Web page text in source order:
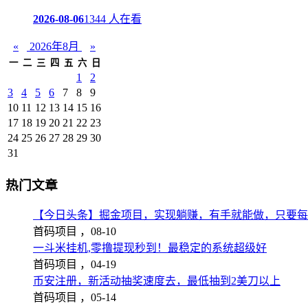
2026-08-061344 人在看
« 2026年8月 »
一 二 三 四 五 六 日
1
2
3
4 5 6 7 8
9
10 11 12 13 14 15 16
17 18 19 20 21 22 23
24 25 26 27 28 29 30
31
热门文章
【今日头条】掘金项目，实现躺赚，有手就能做，只要
首码项目 ， 08-10
一斗米挂机,零撸提现秒到！最稳定的系统超级好
首码项目 ， 04-19
币安注册，新活动抽奖速度去，最低抽到2美刀以上
首码项目 ， 05-14